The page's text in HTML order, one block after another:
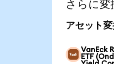
さらに変
アセット
VanEck
ETF